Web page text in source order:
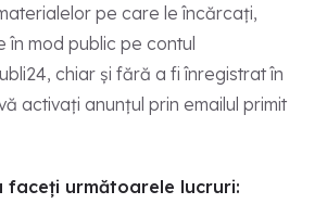
pe care le încărcați,
în mod public pe contul
chiar și fără a fi înregistrat în
activați anunțul prin emailul primit
faceți următoarele lucruri: